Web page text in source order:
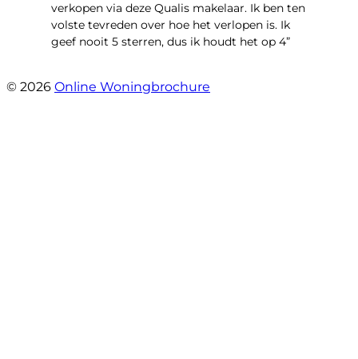
verkopen via deze Qualis makelaar. Ik ben ten
volste tevreden over hoe het verlopen is. Ik
geef nooit 5 sterren, dus ik houdt het op 4”
© 2026 Online Woningbrochure